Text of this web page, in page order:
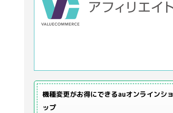
機種変更がお得にできるauオンラインショ
ップ